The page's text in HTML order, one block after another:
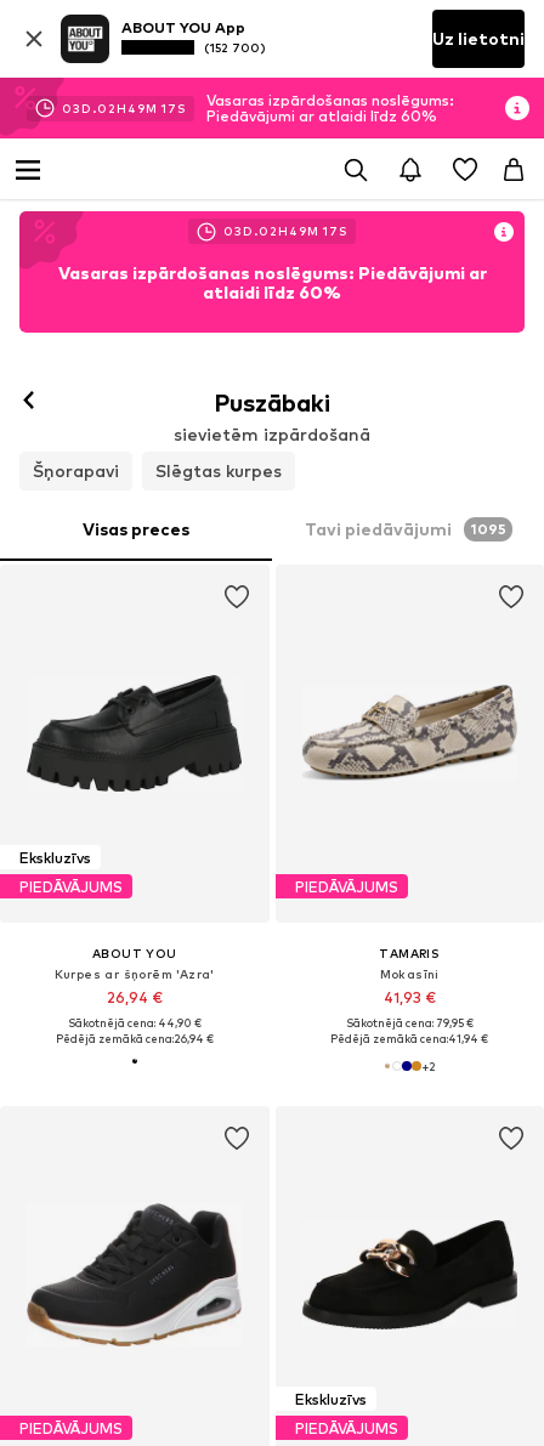
ABOUT YOU App
(152 700) Uz lietotni
03D.02H 49M 15 S
Vasaras izpārdošanas noslēgums:
Piedāvājumi ar atlaidi līdz 60%
03D.02H 49M 15 S
Vasaras izpārdošanas noslēgums: Piedāvājumi ar
atlaidi līdz 60%
Puszābaki
sievietēm izpārdošanā
Šņorapavi
Slēgtas kurpes
Visas preces Tavi piedāvājumi 1095
Ekskluzīvs
PIEDĀVĀJUMS
ABOUT YOU
Kurpes ar šņorēm 'Azra'
26,94 €
Sākotnējā cena: 44,90 €
Pēdējā zemākā cena:26,94 €
PIEDĀVĀJUMS
TAMARIS
Mokasīni
41,93 €
Sākotnējā cena: 79,95 €
Pēdējā zemākā cena:41,94 €
+2
PIEDĀVĀJUMS
Ekskluzīvs
PIEDĀVĀJUMS